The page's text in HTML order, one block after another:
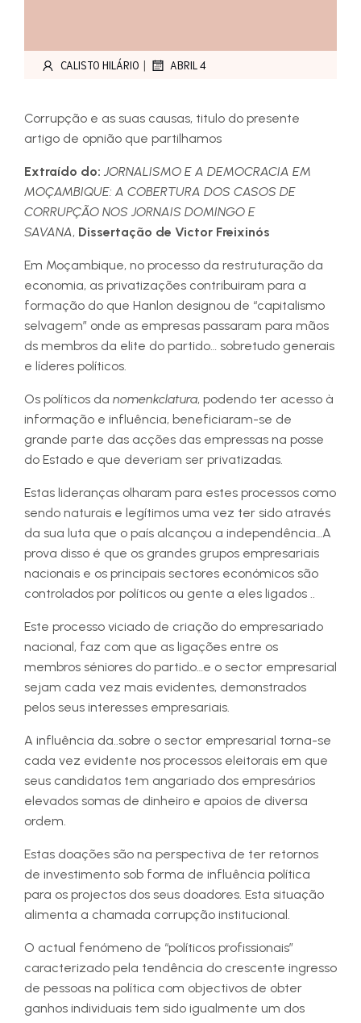
CALISTO HILÁRIO | ABRIL 4
Corrupção e as suas causas, titulo do presente
artigo de opnião que partilhamos
Extraído do: JORNALISMO E A DEMOCRACIA EM
MOÇAMBIQUE: A COBERTURA DOS CASOS DE
CORRUPÇÃO NOS JORNAIS DOMINGO E
SAVANA, Dissertação de Victor Freixinós
Em Moçambique, no processo da restruturação da
economia, as privatizações contribuiram para a
formação do que Hanlon designou de “capitalismo
selvagem” onde as empresas passaram para mãos
ds membros da elite do partido… sobretudo generais
e líderes políticos.
Os políticos da nomenkclatura, podendo ter acesso à
informação e influência, beneficiaram-se de
grande parte das acções das empressas na posse
do Estado e que deveriam ser privatizadas.
Estas lideranças olharam para estes processos como
sendo naturais e legítimos uma vez ter sido através
da sua luta que o país alcançou a independência…A
prova disso é que os grandes grupos empresariais
nacionais e os principais sectores económicos são
controlados por políticos ou gente a eles ligados ..
Este processo viciado de criação do empresariado
nacional, faz com que as ligações entre os
membros séniores do partido…e o sector empresarial
sejam cada vez mais evidentes, demonstrados
pelos seus interesses empresariais.
A influência da..sobre o sector empresarial torna-se
cada vez evidente nos processos eleitorais em que
seus candidatos tem angariado dos empresários
elevados somas de dinheiro e apoios de diversa
ordem.
Estas doações são na perspectiva de ter retornos
de investimento sob forma de influência política
para os projectos dos seus doadores. Esta situação
alimenta a chamada corrupção institucional.
O actual fenómeno de “políticos profissionais”
caracterizado pela tendência do crescente ingresso
de pessoas na política com objectivos de obter
ganhos individuais tem sido igualmente um dos